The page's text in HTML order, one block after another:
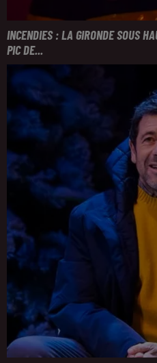
INCENDIES : LA GIRONDE SOUS
PIC DE...